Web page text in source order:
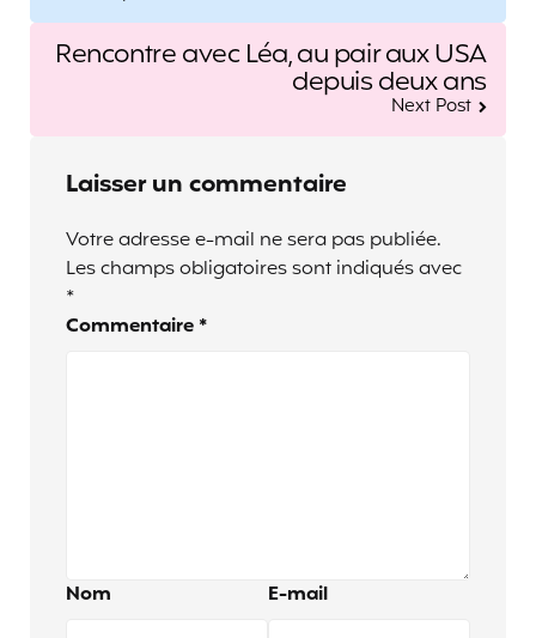
Rencontre avec Léa, au pair aux USA
depuis deux ans
Next Post
Laisser un commentaire
Votre adresse e-mail ne sera pas publiée.
Les champs obligatoires sont indiqués avec
*
Commentaire *
Nom E-mail